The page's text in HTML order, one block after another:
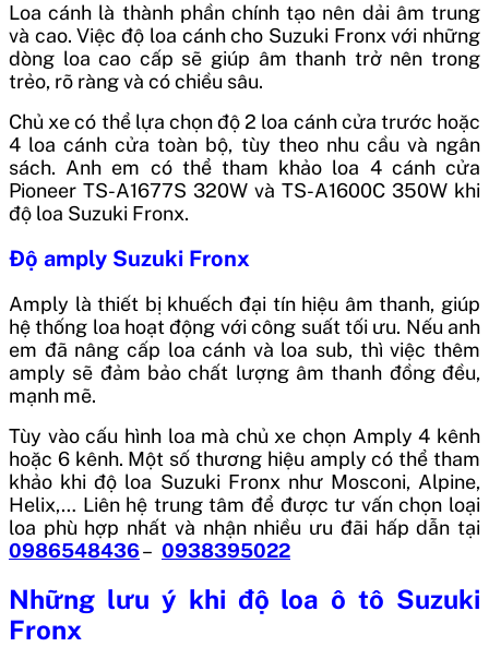
Loa cánh là thành phần chính tạo nên dải âm trung
và cao. Việc độ loa cánh cho Suzuki Fronx với những
dòng loa cao cấp sẽ giúp âm thanh trở nên trong
trẻo, rõ ràng và có chiều sâu.
Chủ xe có thể lựa chọn độ 2 loa cánh cửa trước hoặc
4 loa cánh cửa toàn bộ, tùy theo nhu cầu và ngân
sách. Anh em có thể tham khảo loa 4 cánh cửa
Pioneer TS-A1677S 320W và TS-A1600C 350W khi
độ loa Suzuki Fronx.
Độ amply Suzuki Fronx
Amply là thiết bị khuếch đại tín hiệu âm thanh, giúp
hệ thống loa hoạt động với công suất tối ưu. Nếu anh
em đã nâng cấp loa cánh và loa sub, thì việc thêm
amply sẽ đảm bảo chất lượng âm thanh đồng đều,
mạnh mẽ.
Tùy vào cấu hình loa mà chủ xe chọn Amply 4 kênh
hoặc 6 kênh. Một số thương hiệu amply có thể tham
khảo khi độ loa Suzuki Fronx như Mosconi, Alpine,
Helix,… Liên hệ trung tâm để được tư vấn chọn loại
loa phù hợp nhất và nhận nhiều ưu đãi hấp dẫn tại
0986548436– 0938395022
Những lưu ý khi độ loa ô tô Suzuki
Fronx